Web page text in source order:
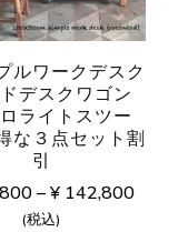
ルワークデスク
デスクワゴン
ライトスツー
な３点セット割
引
–¥ 142,800
(税込)